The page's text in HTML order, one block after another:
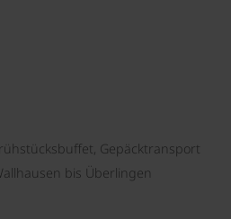
Gepäcktransport
bis Überlingen